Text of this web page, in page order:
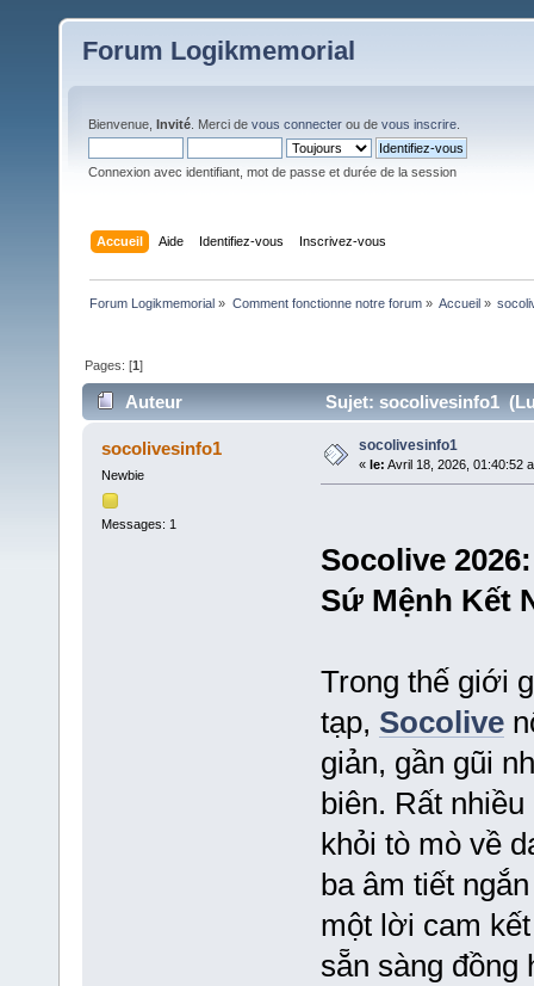
Forum Logikmemorial
Bienvenue, Invité . Merci de vous connecter ou de vous inscrire
Connexion avec identifiant, mot de passe et durée de la session
Accueil Aide Identifiez-vous Inscrivez-vous
Forum Logikmemorial » Comment fonctionne notre forum» Accueil»
Pages: [1]
Auteur Sujet: socolivesinfo1
socolivesinfo1
Newbie
Messages: 1
socolivesinfo1
« le: Avril 18, 2026, 01:40:52
Socolive
Sứ Mệnh Kết
Trong thế giới
tạp, Socolive
giản, gần gũi
biên. Rất
khỏi tò mò về
ba âm tiết
một lời cam
sẵn sàng đồng